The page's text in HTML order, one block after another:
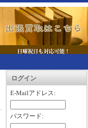
カートを見る
ログイン
E-Mailアドレス:
パスワード: